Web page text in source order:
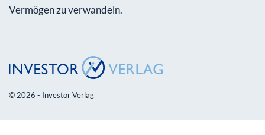
Vermögen zu verwandeln.
© 2026 - Investor Verlag